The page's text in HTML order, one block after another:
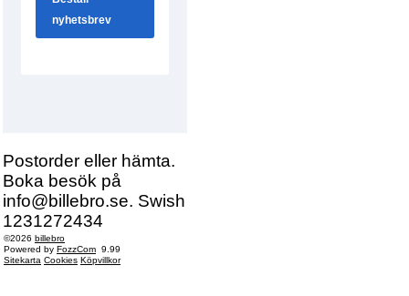
Postorder eller hämta.
Boka besök på
info@billebro.se. Swish
1231272434
©2026 billebro
Powered by FozzCom 9.99
Sitekarta Cookies Köpvillkor